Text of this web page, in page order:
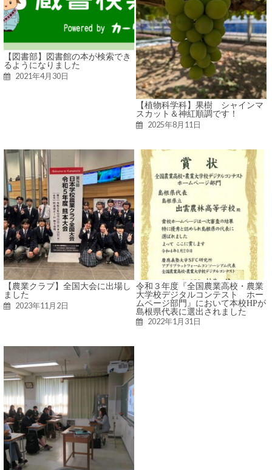
【図書部】図書館の本が検索でき
るようになりました
2021年4月30日
【植物科学科】果樹 シャインマ
スカット＆神紅順調です！
2025年8月11日
【農業クラブ】全国大会に出場し
ました
2023年11月2日
令和３年度『全国農業高校・農業
大学校デジタルコンテスト ホー
ムページ部門』において本校HPが
島根県代表に選出されました
2022年1月31日